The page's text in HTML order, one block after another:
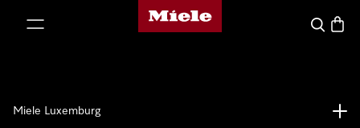
Miele-Homepage
Suche
Miele Luxemburg